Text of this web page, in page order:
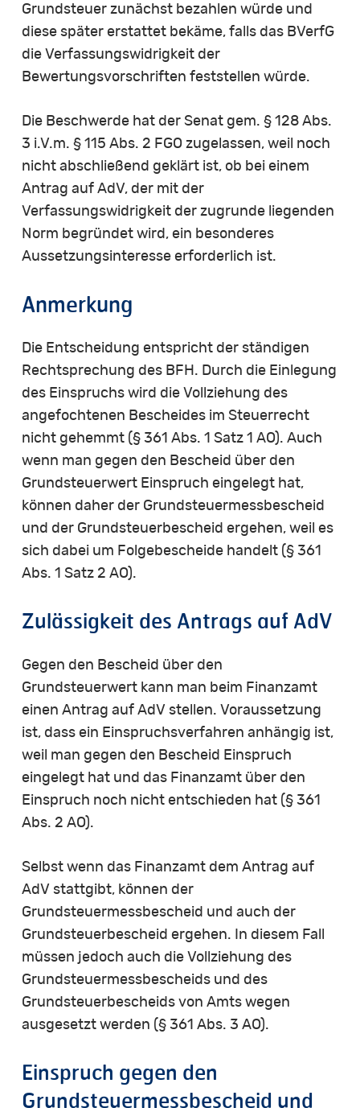
Grundsteuer zunächst bezahlen würde und
diese später erstattet bekäme, falls das BVerfG
die Verfassungswidrigkeit der
Bewertungsvorschriften feststellen würde.
Die Beschwerde hat der Senat gem. § 128 Abs.
3 i.V.m. § 115 Abs. 2 FGO zugelassen, weil noch
nicht abschließend geklärt ist, ob bei einem
Antrag auf AdV, der mit der
Verfassungswidrigkeit der zugrunde liegenden
Norm begründet wird, ein besonderes
Aussetzungsinteresse erforderlich ist.
Anmerkung
Die Entscheidung entspricht der ständigen
Rechtsprechung des BFH. Durch die Einlegung
des Einspruchs wird die Vollziehung des
angefochtenen Bescheides im Steuerrecht
nicht gehemmt (§ 361 Abs. 1 Satz 1 AO). Auch
wenn man gegen den Bescheid über den
Grundsteuerwert Einspruch eingelegt hat,
können daher der Grundsteuermessbescheid
und der Grundsteuerbescheid ergehen, weil es
sich dabei um Folgebescheide handelt (§ 361
Abs. 1 Satz 2 AO).
Zulässigkeit des Antrags auf AdV
Gegen den Bescheid über den
Grundsteuerwert kann man beim Finanzamt
einen Antrag auf AdV stellen. Voraussetzung
ist, dass ein Einspruchsverfahren anhängig ist,
weil man gegen den Bescheid Einspruch
eingelegt hat und das Finanzamt über den
Einspruch noch nicht entschieden hat (§ 361
Abs. 2 AO).
Selbst wenn das Finanzamt dem Antrag auf
AdV stattgibt, können der
Grundsteuermessbescheid und auch der
Grundsteuerbescheid ergehen. In diesem Fall
müssen jedoch auch die Vollziehung des
Grundsteuermessbescheids und des
Grundsteuerbescheids von Amts wegen
ausgesetzt werden (§ 361 Abs. 3 AO).
Einspruch gegen den
Grundsteuermessbescheid und